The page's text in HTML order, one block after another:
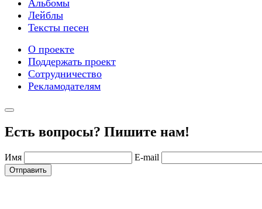
Альбомы
Лейблы
Тексты песен
О проекте
Поддержать проект
Сотрудничество
Рекламодателям
Есть вопросы? Пишите нам!
Имя E-mail